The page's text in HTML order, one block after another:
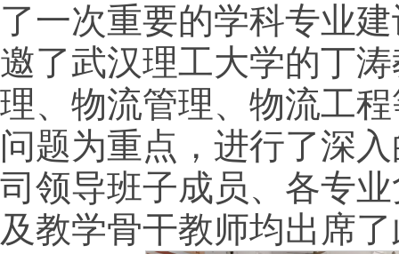
了一次重要的学科专业
邀了武汉理工大学的丁
理、物流管理、物流工
问题为重点，进行了深
司领导班子成员、各专
及教学骨干教师均出席